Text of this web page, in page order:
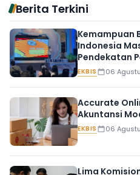
Berita Terkini
Kemampuan
Indonesia
Pendekatan
Berubah
EKBIS 06
Accurate
Akuntansi
EKBIS 06
Lima